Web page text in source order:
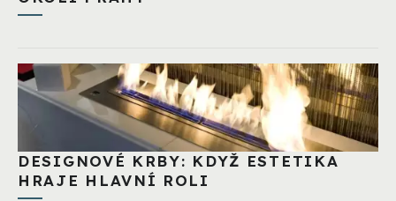
DESIGNOVÉ KRBY: KDYŽ ESTETIKA
HRAJE HLAVNÍ ROLI